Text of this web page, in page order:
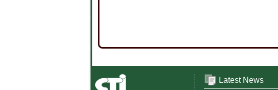
Latest News